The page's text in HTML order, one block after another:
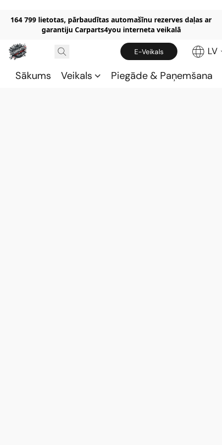
164 799 lietotas, pārbaudītas automašīnu rezerves daļas ar
garantiju Carparts4you interneta veikalā
E-Veikals LV
Sākums Veikals Piegāde & Paņemšana